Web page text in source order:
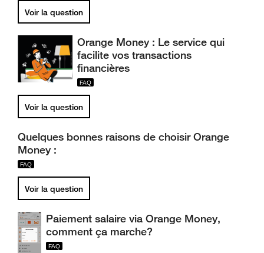
Voir la question
Orange Money : Le service qui
facilite vos transactions
financières
Voir la question
Quelques bonnes raisons de choisir Orange
Money :
Voir la question
Paiement salaire via Orange Money,
comment ça marche?